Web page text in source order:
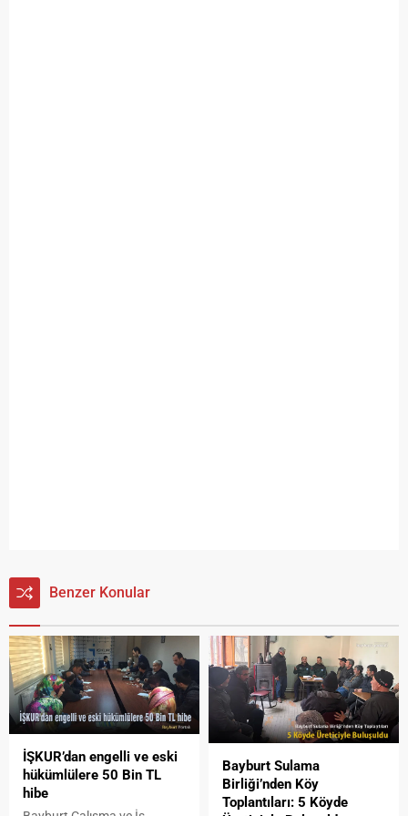
Benzer Konular
İŞKUR’dan engelli ve eski
hükümlülere 50 Bin TL
hibe
Bayburt Sulama
Birliği’nden Köy
Toplantıları: 5 Köyde